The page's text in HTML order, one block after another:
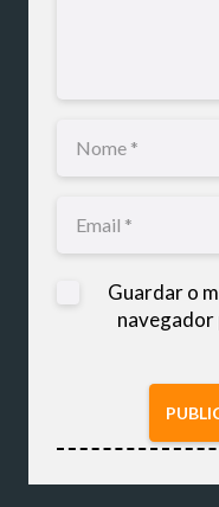
Guardar o
navegador